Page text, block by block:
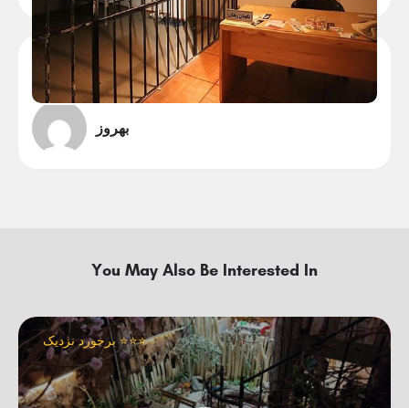
نویسنده
بهروز
You May Also Be Interested In
برخورد نزدیک ⭐⭐⭐